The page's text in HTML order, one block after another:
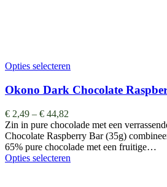
Opties selecteren
Okono Dark Chocolate
€ 2,49 – € 44,82
Zin in pure chocolade met een
Chocolate Raspberry Bar (35g)
65% pure chocolade met een fruitige…
Opties selecteren